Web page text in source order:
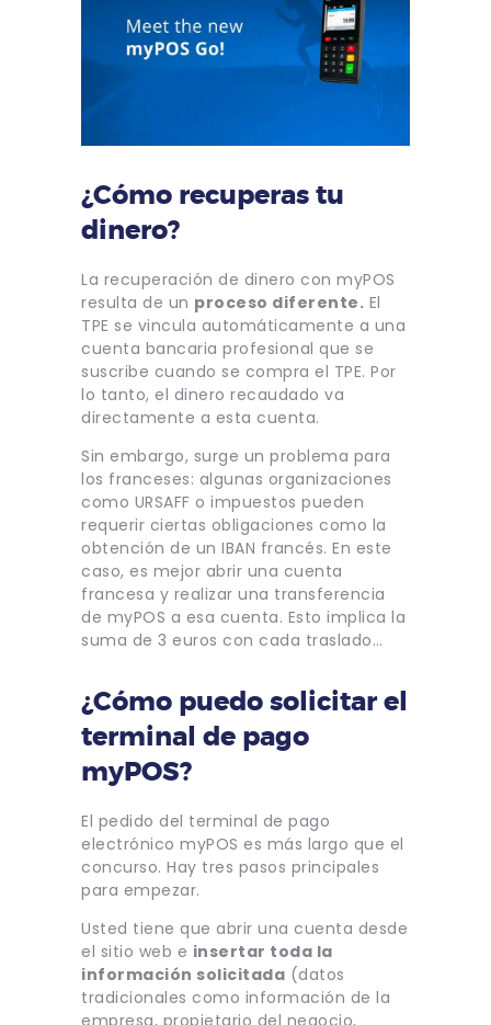
¿Cómo recuperas tu
dinero?
La recuperación de dinero con myPOS
resulta de un proceso diferente. El
TPE se vincula automáticamente a una
cuenta bancaria profesional que se
suscribe cuando se compra el TPE. Por
lo tanto, el dinero recaudado va
directamente a esta cuenta.
Sin embargo, surge un problema para
los franceses: algunas organizaciones
como URSAFF o impuestos pueden
requerir ciertas obligaciones como la
obtención de un IBAN francés. En este
caso, es mejor abrir una cuenta
francesa y realizar una transferencia
de myPOS a esa cuenta. Esto implica la
suma de 3 euros con cada traslado…
¿Cómo puedo solicitar el
terminal de pago
myPOS?
El pedido del terminal de pago
electrónico myPOS es más largo que el
concurso. Hay tres pasos principales
para empezar.
Usted tiene que abrir una cuenta desde
el sitio web e insertar toda la
información solicitada (datos
tradicionales como información de la